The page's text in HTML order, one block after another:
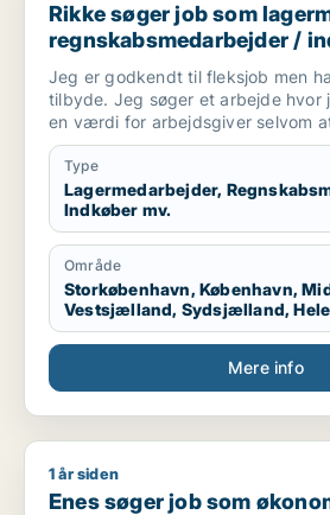
Rikke søger job som
regnskabsmedarbejder /
receptionist /
Jeg er godkendt til fleksjob men
tilbyde. Jeg søger et arbejde hvor
en værdi for arbejdsgiver selvom
arbejde i en fuldtidsstilling. Jeg er
prøve noget nyt og søger derfor
bestemt branche
Type
Lagermedarbejder,
Indkøber mv.
Område
Storkøbenhavn, København,
Vestsjælland, Sydsjælland,
Mere info
Enes søger job som økonomichef
1 år siden
Enes søger job som